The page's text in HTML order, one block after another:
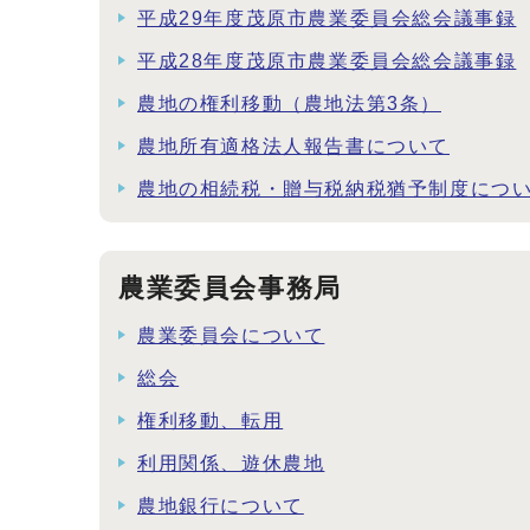
平成29年度茂原市農業委員会総会議事録
平成28年度茂原市農業委員会総会議事録
農地の権利移動（農地法第3条）
農地所有適格法人報告書について
農地の相続税・贈与税納税猶予制度につ
農業委員会事務局
農業委員会について
総会
権利移動、転用
利用関係、遊休農地
農地銀行について